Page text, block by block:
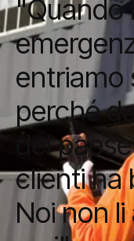
"Quando
entriamo
perché
del
clienti ha
Noi non